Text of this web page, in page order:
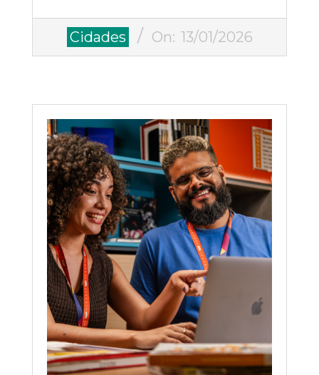
2026-
Cidades On: 13/01/2026